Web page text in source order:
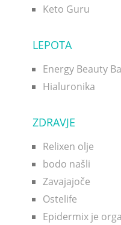
Keto Guru
LEPOTA
Energy Beauty
Hialuronika
ZDRAVJE
Relixen olje
bodo našli
Zavajajoče
Ostelife
Epidermix je